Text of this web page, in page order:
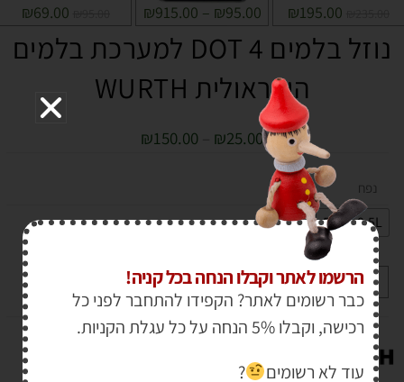
₪195.00
₪95.00
–
₪915.00
₪69.00
נוזל בלמים DOT 4 למערכת בלמים
הידראולית WURTH
₪25.00
₪150.00
נפח
0.5L
5L
-
+ הוספה לסל
הרשמו לאתר וקבלו הנחה בכל קניה!
כבר רשומים לאתר? הקפידו להתחבר לפני כל
רכישה, וקבלו 5% הנחה על כל עגלת הקניות.
עוד לא רשומים
?